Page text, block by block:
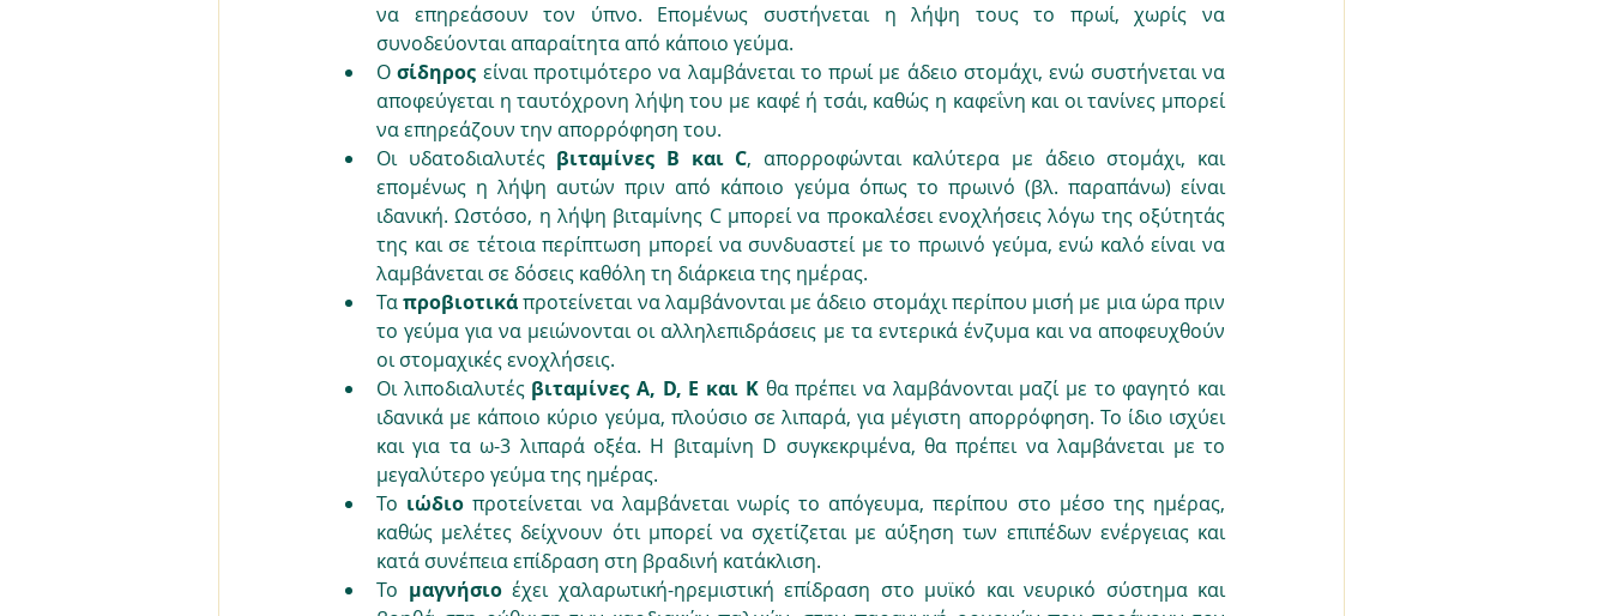
να επηρεάσουν τον ύπνο. Επομένως συστήνεται η λήψη τους το πρωί, χωρίς να
συνοδεύονται απαραίτητα από κάποιο γεύμα.
Ο σίδηρος είναι προτιμότερο να λαμβάνεται το πρωί με άδειο στομάχι, ενώ συστήνεται να
αποφεύγεται η ταυτόχρονη λήψη του με καφέ ή τσάι, καθώς η καφεΐνη και οι τανίνες μπορεί
να επηρεάζουν την απορρόφηση του.
Οι υδατοδιαλυτές βιταμίνες Β και C, απορροφώνται καλύτερα με άδειο στομάχι, και
επομένως η λήψη αυτών πριν από κάποιο γεύμα όπως το πρωινό (βλ. παραπάνω) είναι
ιδανική. Ωστόσο, η λήψη βιταμίνης C μπορεί να προκαλέσει ενοχλήσεις λόγω της οξύτητάς
της και σε τέτοια περίπτωση μπορεί να συνδυαστεί με το πρωινό γεύμα, ενώ καλό είναι να
λαμβάνεται σε δόσεις καθόλη τη διάρκεια της ημέρας.
Τα προβιοτικά προτείνεται να λαμβάνονται με άδειο στομάχι περίπου μισή με μια ώρα πριν
το γεύμα για να μειώνονται οι αλληλεπιδράσεις με τα εντερικά ένζυμα και να αποφευχθούν
οι στομαχικές ενοχλήσεις.
Οι λιποδιαλυτές βιταμίνες A, D, E και K θα πρέπει να λαμβάνονται μαζί με το φαγητό και
ιδανικά με κάποιο κύριο γεύμα, πλούσιο σε λιπαρά, για μέγιστη απορρόφηση. Το ίδιο ισχύει
και για τα ω-3 λιπαρά οξέα. Η βιταμίνη D συγκεκριμένα, θα πρέπει να λαμβάνεται με το
μεγαλύτερο γεύμα της ημέρας.
Το ιώδιο προτείνεται να λαμβάνεται νωρίς το απόγευμα, περίπου στο μέσο της ημέρας,
καθώς μελέτες δείχνουν ότι μπορεί να σχετίζεται με αύξηση των επιπέδων ενέργειας και
κατά συνέπεια επίδραση στη βραδινή κατάκλιση.
Το μαγνήσιο έχει χαλαρωτική-ηρεμιστική επίδραση στο μυϊκό και νευρικό σύστημα και